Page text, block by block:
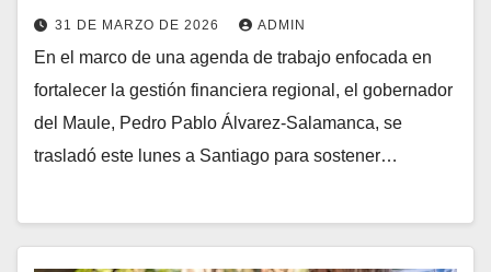
31 DE MARZO DE 2026 ADMIN
En el marco de una agenda de trabajo enfocada en
fortalecer la gestión financiera regional, el gobernador
del Maule, Pedro Pablo Álvarez-Salamanca, se
trasladó este lunes a Santiago para sostener…